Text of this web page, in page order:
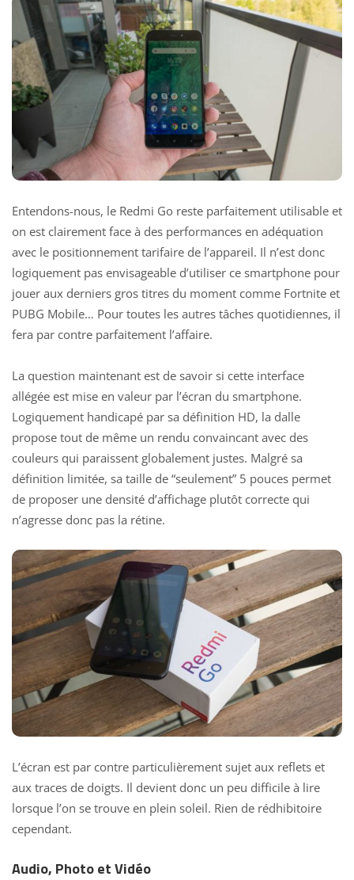
Entendons-nous, le Redmi Go reste parfaitement utilisable et
on est clairement face à des performances en adéquation
avec le positionnement tarifaire de l’appareil. Il n’est donc
logiquement pas envisageable d’utiliser ce smartphone pour
jouer aux derniers gros titres du moment comme Fortnite et
PUBG Mobile… Pour toutes les autres tâches quotidiennes, il
fera par contre parfaitement l’affaire.
La question maintenant est de savoir si cette interface
allégée est mise en valeur par l’écran du smartphone.
Logiquement handicapé par sa définition HD, la dalle
propose tout de même un rendu convaincant avec des
couleurs qui paraissent globalement justes. Malgré sa
définition limitée, sa taille de “seulement” 5 pouces permet
de proposer une densité d’affichage plutôt correcte qui
n’agresse donc pas la rétine.
L’écran est par contre particulièrement sujet aux reflets et
aux traces de doigts. Il devient donc un peu difficile à lire
lorsque l’on se trouve en plein soleil. Rien de rédhibitoire
cependant.
Audio, Photo et Vidéo